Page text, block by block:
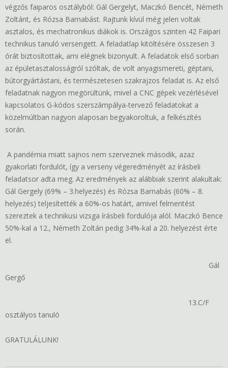
végzős faiparos osztályból: Gál Gergelyt, Maczkó Bencét, Németh
Zoltánt, és Rózsa Barnabást. Rajtunk kívül még jelen voltak
asztalos, és mechatronikus diákok is. Országos szinten 42 Faipari
technikus tanuló versengett. A feladatlap kitöltésére összesen 3
órát biztosítottak, ami elégnek bizonyult. A feladatok első sorban
az épületasztalosságról szóltak, de volt anyagismereti, géptani,
bútorgyártástani, és természetesen szakrajzos feladat is. Az első
feladatnak nagyon megörültünk, mivel a CNC gépek vezérlésével
kapcsolatos G-kódos szerszámpálya-tervező feladatokat a
közelmúltban nagyon alaposan begyakoroltuk, a felkészítés
során.
A pandémia miatt sajnos nem szerveznek második, azaz
gyakorlati fordulót, így a verseny végeredményét az írásbeli
feladatsor adta meg. Az eredmények az alábbiak szerint alakultak:
Gál Gergely (69% – 3.helyezés) és Rózsa Barnabás (60% – 8.
helyezés) teljesítették a 60%-os határt, amivel felmentést
szereztek a technikusi vizsga írásbeli fordulója alól. Maczkó Bence
50%-kal a 12., Németh Zoltán pedig 34%-kal a 20. helyezést érte
el.
Gál
Gergő
13.C/F
osztályos tanuló
GRATULÁLUNK!